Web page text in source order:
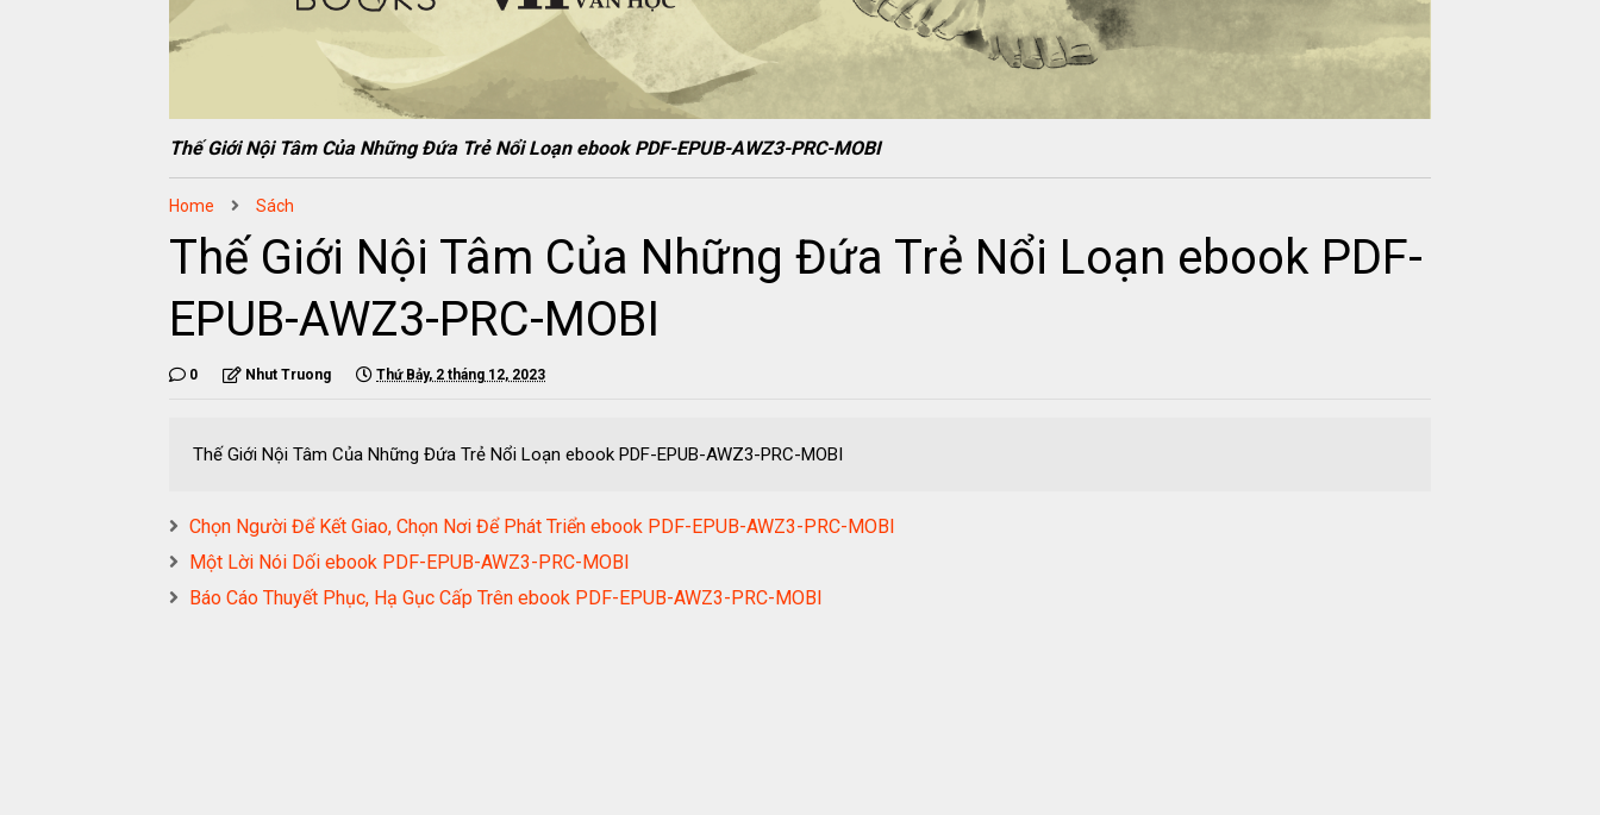
Thế Giới Nội Tâm Của Những Đứa Trẻ Nổi Loạn ebook PDF-EPUB-AWZ3-PRC-MOBI
Home Sách
Thế Giới Nội Tâm Của Những Đứa Trẻ Nổi Loạn ebook PDF-
EPUB-AWZ3-PRC-MOBI
0 Nhut Truong Thứ Bảy, 2 tháng 12, 2023
Thế Giới Nội Tâm Của Những Đứa Trẻ Nổi Loạn ebook PDF-EPUB-AWZ3-PRC-MOBI
Chọn Người Để Kết Giao, Chọn Nơi Để Phát Triển ebook PDF-EPUB-AWZ3-PRC-MOBI
Một Lời Nói Dối ebook PDF-EPUB-AWZ3-PRC-MOBI
Báo Cáo Thuyết Phục, Hạ Gục Cấp Trên ebook PDF-EPUB-AWZ3-PRC-MOBI